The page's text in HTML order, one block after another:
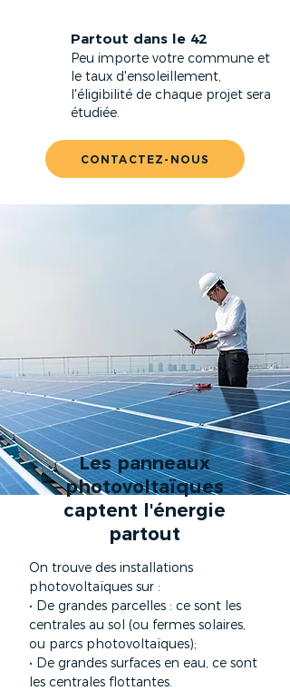
Partout dans le 42
Peu importe votre commune et
le taux d'ensoleillement,
l'éligibilité de chaque projet sera
étudiée.
CONTACTEZ-NOUS
Les panneaux
photovoltaïques
captent l'énergie
partout
On trouve des installations
photovoltaïques sur :
• De grandes parcelles : ce sont les
centrales au sol (ou fermes solaires,
ou parcs photovoltaïques);
• De grandes surfaces en eau, ce sont
les centrales flottantes.